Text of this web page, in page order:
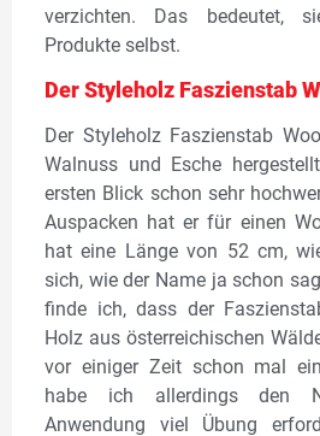
verzichten. Das bedeutet,
Produkte selbst.
Der Styleholz Faszienstab
Der Styleholz Faszienstab
Walnuss und Esche
ersten Blick schon sehr
Auspacken hat er für einen
hat eine Länge von 52 cm,
sich, wie der Name ja schon
finde ich, dass der
Holz aus österreichischen
vor einiger Zeit schon mal
habe ich allerdings den
Anwendung viel Übung